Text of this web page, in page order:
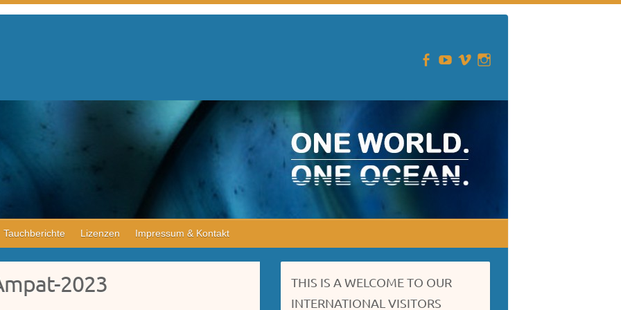
Tauchberichte Lizenzen Impressum & Kontakt
2023
THIS IS A WELCOME TO OUR
INTERNATIONAL VISITORS